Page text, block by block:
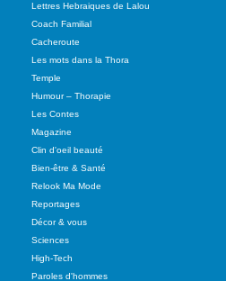
Lettres Hebraiques de Lalou
Coach Familial
Cacheroute
Les mots dans la Thora
Temple
Humour – Thorapie
Les Contes
Magazine
Clin d'oeil beauté
Bien-être & Santé
Relook Ma Mode
Reportages
Décor & vous
Sciences
High-Tech
Paroles d'hommes